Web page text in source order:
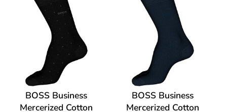
BOSS Business
Mercerized Cotton
BOSS Business
Mercerized Cotton